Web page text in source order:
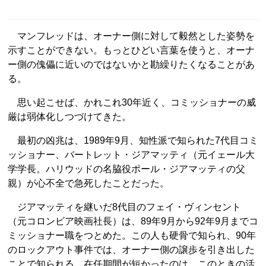
マンフレッドは、オーナー側に対して毅然とした姿勢を
示すことができない。もっとひどい言葉を使うと、オーナ
ー側の傀儡に近いのではないかと勘繰りたくなることがあ
る。
思い起こせば、かれこれ30年近く、コミッショナーの威
厳は弱体化しつづけてきた。
最初の凶兆は、1989年9月、知性派で知られた7代目コミ
ッショナー、バートレット・ジアマッティ（元イェール大
学学長。ハリウッドの名脇役ポール・ジアマッティの父
親）が心不全で急死したことだった。
ジアマッティを継いだ8代目のフェイ・ヴィンセント
（元コロンビア映画社長）は、89年9月から92年9月までコ
ミッショナー職をつとめた。この人も硬骨で知られ、90年
のロックアウト事件では、オーナー側の譲歩を引き出した